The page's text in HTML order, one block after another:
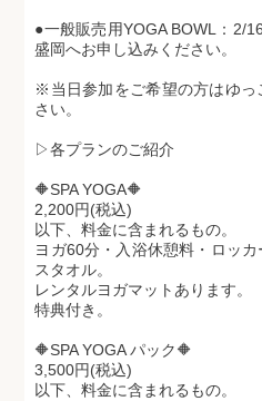
●一般販売用YOGA BOWL：
盛岡へお申し込みください。
※当日参加をご希望の方はゆっ
さい。
▷各プランのご紹介
🔶SPA YOGA🔶
2,200円(税込)
以下、料金に含まれるもの。
ヨガ60分・入浴休憩料・ロッ
スタオル。
レンタルヨガマットあります。
特典付き。
🔶SPA YOGA パック🔶
3,500円(税込)
以下、料金に含まれるもの。